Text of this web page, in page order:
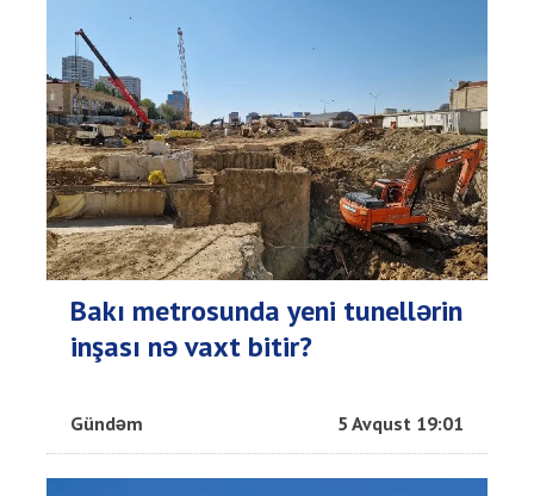
Bakı metrosunda yeni tunellərin
inşası nə vaxt bitir?
Gündəm 5 Avqust 19:01